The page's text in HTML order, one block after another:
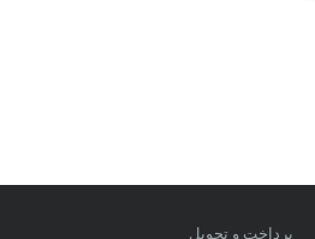
پرداخت و تحویل